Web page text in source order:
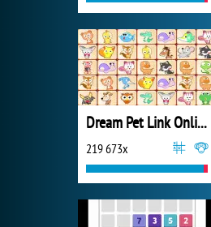
Dream Pet Link Online
219 673x